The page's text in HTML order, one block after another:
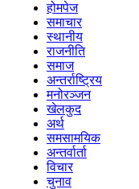
होमपेज
समाचार
स्थानीय
राजनीति
समाज
अन्तर्राष्ट्रिय
मनोरञ्जन
खेलकुद
अर्थ
समसामयिक
अन्तर्वार्ता
विचार
चुनाव